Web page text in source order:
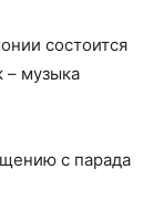
состоится
– музыка
с парада